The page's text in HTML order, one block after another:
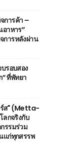
การค้า –
าหาร”
การหลังผ่าน
รอบสอง
” ที่พัทยา
ร์ส" (Metta-
ลกจริงกับ
รรมร่วม
แก่ทุกสรรพ